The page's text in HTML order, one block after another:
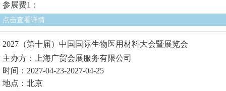
参展费1：
点击查看详情
2027（第十届）中国国际生物医用材料大会暨展览会
主办方：上海广贸会展服务有限公司
时间：2027-04-23-2027-04-25
地点：北京